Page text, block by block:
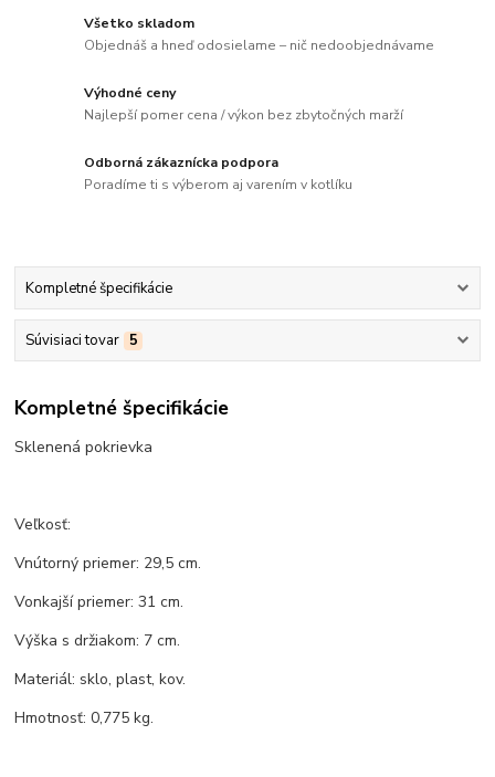
Všetko skladom
Objednáš a hneď odosielame – nič nedoobjednávame
Výhodné ceny
Najlepší pomer cena / výkon bez zbytočných marží
Odborná zákaznícka podpora
Poradíme ti s výberom aj varením v kotlíku
Kompletné špecifikácie
Súvisiaci tovar 5
Kompletné špecifikácie
Sklenená pokrievka
Veľkosť:
Vnútorný priemer: 29,5 cm.
Vonkajší priemer: 31 cm.
Výška s držiakom: 7 cm.
Materiál: sklo, plast, kov.
Hmotnosť: 0,775 kg.